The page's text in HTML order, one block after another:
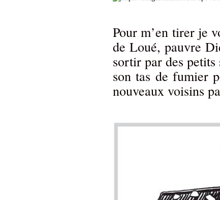
Pour m’en tirer je
de Loué, pauvre
sortir par des petits
son tas de fumier
nouveaux voisins